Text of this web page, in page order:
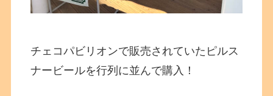
チェコパビリオンで販売されていたピルス
ナービールを行列に並んで購入！